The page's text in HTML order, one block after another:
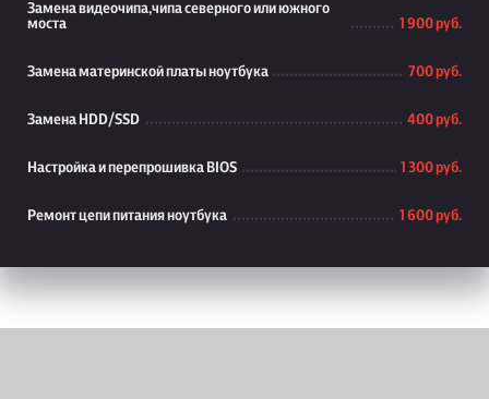
Замена видеочипа,чипа северного или южного
моста
1 900 руб.
Замена материнской платы ноутбука 700 руб.
Замена HDD/SSD 400 руб.
Настройка и перепрошивка BIOS 1 300 руб.
Ремонт цепи питания ноутбука 1 600 руб.